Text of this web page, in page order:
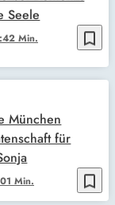
bookmark_border
Min.
Seele
bookmark_border
Min.
München
für